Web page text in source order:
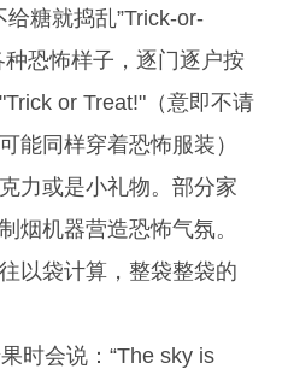
糖就捣乱”Trick-or-
恐怖样子，逐门逐户按
or Treat!"（意即不请
能同样穿着恐怖服装）
力或是小礼物。部分家
烟机器营造恐怖气氛。
以袋计算，整袋整袋的
时会说：“The sky is